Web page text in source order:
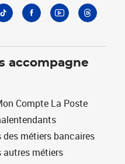
accompagne
Compte La Poste
des métiers bancaires
autres métiers